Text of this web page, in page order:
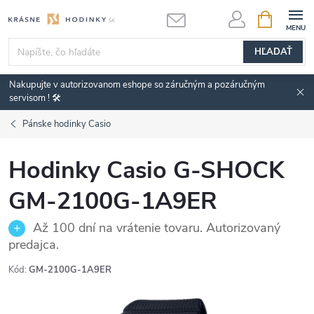
na
obsah
HĽADAŤ
KOŠÍK
Nakupujte v autorizovanom eshope so záručným a pozáručným
servisom ! 🛠️
Pánske hodinky Casio
Hodinky Casio G-SHOCK
GM-2100G-1A9ER
Až 100 dní na vrátenie tovaru. Autorizovaný
predajca.
Kód: GM-2100G-1A9ER